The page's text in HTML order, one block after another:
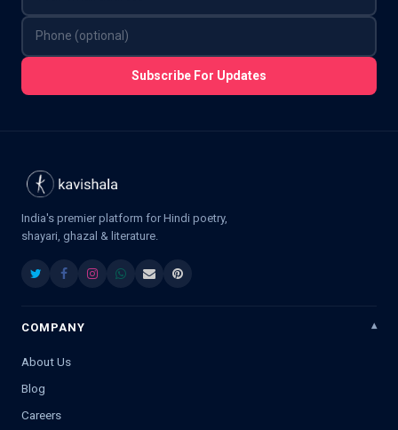
Subscribe For Updates
India's premier platform for Hindi poetry,
shayari, ghazal & literature.
COMPANY
About Us
Blog
Careers